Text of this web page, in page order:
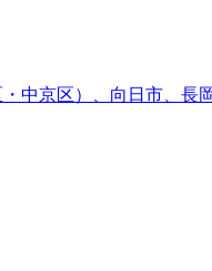
中京区）、向日市、